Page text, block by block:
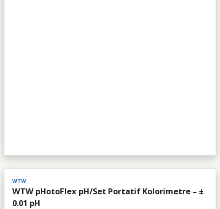
WTW
WTW pHotoFlex pH/Set Portatif Kolorimetre – ±
0.01 pH